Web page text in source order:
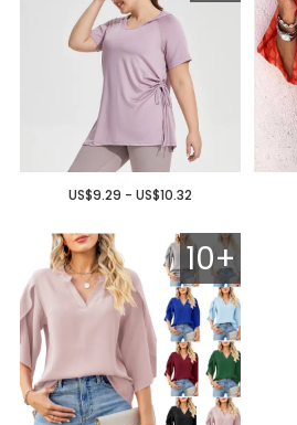
US$9.29 - US$10.32
10+